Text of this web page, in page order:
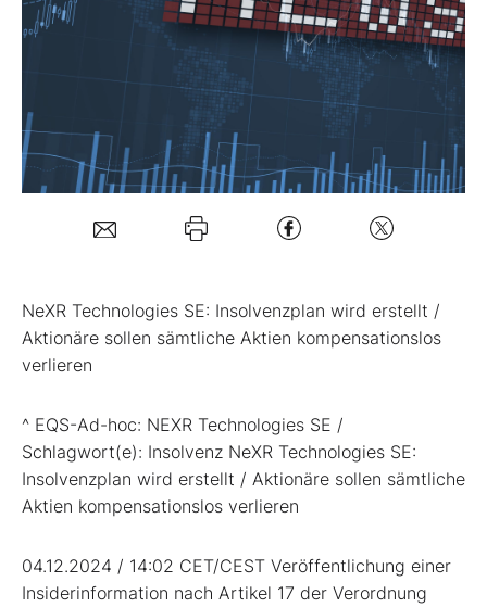
Folgen Sie uns
NeXR Technologies SE: Insolvenzplan wird erstellt /
Aktionäre sollen sämtliche Aktien kompensationslos
verlieren
^ EQS-Ad-hoc: NEXR Technologies SE /
Schlagwort(e): Insolvenz NeXR Technologies SE:
Insolvenzplan wird erstellt / Aktionäre sollen sämtliche
Aktien kompensationslos verlieren
04.12.2024 / 14:02 CET/CEST Veröffentlichung einer
Insiderinformation nach Artikel 17 der Verordnung